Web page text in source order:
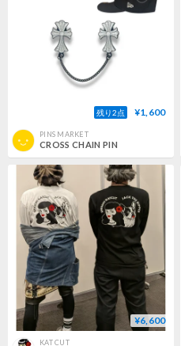
残り2点 ¥1,600
PINS MARKET
CROSS CHAIN PIN
¥6,600
KAT CUT